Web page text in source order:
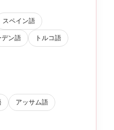
スペイン語
デン語 トルコ語
アッサム語